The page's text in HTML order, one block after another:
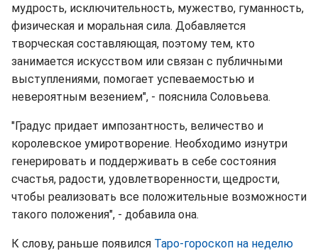
мудрость, исключительность, мужество, гуманность,
физическая и моральная сила. Добавляется
творческая составляющая, поэтому тем, кто
занимается искусством или связан с публичными
выступлениями, помогает успеваемостью и
невероятным везением", - пояснила Соловьева.
"Градус придает импозантность, величество и
королевское умиротворение. Необходимо изнутри
генерировать и поддерживать в себе состояния
счастья, радости, удовлетворенности, щедрости,
чтобы реализовать все положительные возможности
такого положения", - добавила она.
К слову, раньше появился Таро-гороскоп на неделю